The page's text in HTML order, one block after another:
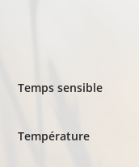
Temps sensible
Température